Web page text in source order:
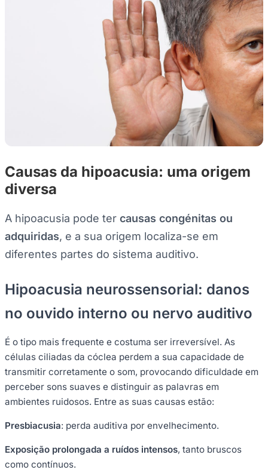
Causas da hipoacusia: uma origem
diversa
A hipoacusia pode ter causas congénitas ou
adquiridas, e a sua origem localiza-se em
diferentes partes do sistema auditivo.
Hipoacusia neurossensorial: danos
no ouvido interno ou nervo auditivo
É o tipo mais frequente e costuma ser irreversível. As
células ciliadas da cóclea perdem a sua capacidade de
transmitir corretamente o som, provocando dificuldade em
perceber sons suaves e distinguir as palavras em
ambientes ruidosos. Entre as suas causas estão:
Presbiacusia: perda auditiva por envelhecimento.
Exposição prolongada a ruídos intensos, tanto bruscos
como contínuos.